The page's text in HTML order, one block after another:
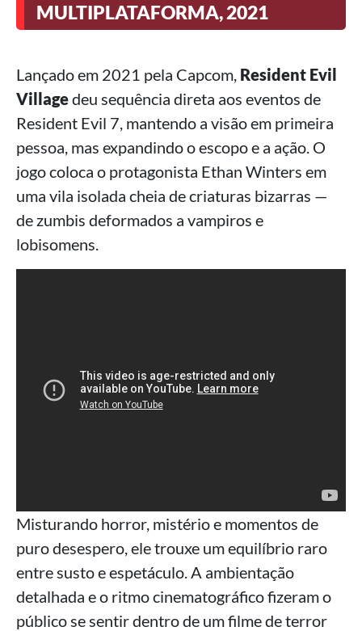
MULTIPLATAFORMA, 2021
Lançado em 2021 pela Capcom, Resident Evil
Villagedeu sequência direta aos eventos de
Resident Evil 7, mantendo a visão em primeira
pessoa, mas expandindo o escopo e a ação. O
jogo coloca o protagonista Ethan Winters em
uma vila isolada cheia de criaturas bizarras —
de zumbis deformados a vampiros e
lobisomens.
Misturando horror, mistério e momentos de
puro desespero, ele trouxe um equilíbrio raro
entre susto e espetáculo. A ambientação
detalhada e o ritmo cinematográfico fizeram o
público se sentir dentro de um filme de terror